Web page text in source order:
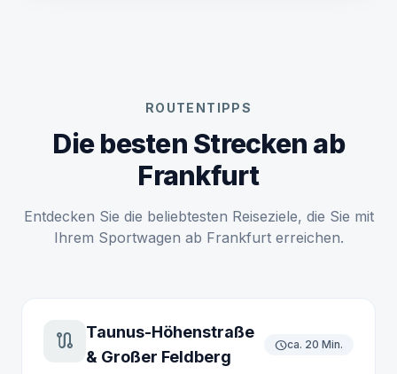
ROUTENTIPPS
Die besten Strecken ab
Frankfurt
Entdecken Sie die beliebtesten Reiseziele, die Sie mit
Ihrem Sportwagen ab Frankfurt erreichen.
route
Taunus-Höhenstraße
& Großer Feldberg
scheduleca. 20 Min.